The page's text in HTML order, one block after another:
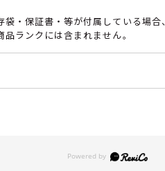
袋・保証書・等が付属している場合
品ランクには含まれません。